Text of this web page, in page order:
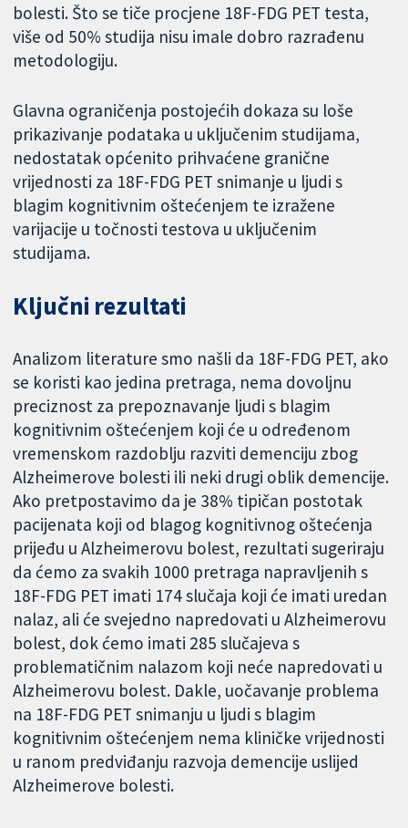
bolesti. Što se tiče procjene 18F-FDG PET testa,
više od 50% studija nisu imale dobro razrađenu
metodologiju.
Glavna ograničenja postojećih dokaza su loše
prikazivanje podataka u uključenim studijama,
nedostatak općenito prihvaćene granične
vrijednosti za 18F-FDG PET snimanje u ljudi s
blagim kognitivnim oštećenjem te izražene
varijacije u točnosti testova u uključenim
studijama.
Ključni rezultati
Analizom literature smo našli da 18F-FDG PET, ako
se koristi kao jedina pretraga, nema dovoljnu
preciznost za prepoznavanje ljudi s blagim
kognitivnim oštećenjem koji će u određenom
vremenskom razdoblju razviti demenciju zbog
Alzheimerove bolesti ili neki drugi oblik demencije.
Ako pretpostavimo da je 38% tipičan postotak
pacijenata koji od blagog kognitivnog oštećenja
prijeđu u Alzheimerovu bolest, rezultati sugeriraju
da ćemo za svakih 1000 pretraga napravljenih s
18F-FDG PET imati 174 slučaja koji će imati uredan
nalaz, ali će svejedno napredovati u Alzheimerovu
bolest, dok ćemo imati 285 slučajeva s
problematičnim nalazom koji neće napredovati u
Alzheimerovu bolest. Dakle, uočavanje problema
na 18F-FDG PET snimanju u ljudi s blagim
kognitivnim oštećenjem nema kliničke vrijednosti
u ranom predviđanju razvoja demencije uslijed
Alzheimerove bolesti.